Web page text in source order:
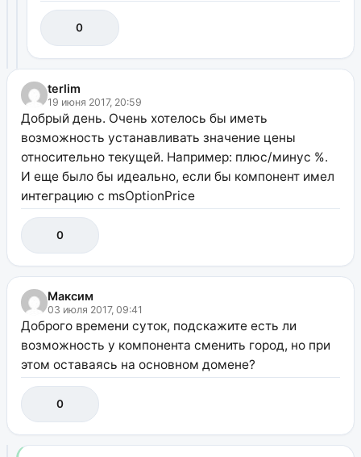
0
terlim
19 июня 2017, 20:59
Добрый день. Очень хотелось бы иметь
возможность устанавливать значение цены
относительно текущей. Например: плюс/минус %.
И еще было бы идеально, если бы компонент имел
интеграцию с msOptionPrice
0
Максим
03 июля 2017, 09:41
Доброго времени суток, подскажите есть ли
возможность у компонента сменить город, но при
этом оставаясь на основном домене?
0